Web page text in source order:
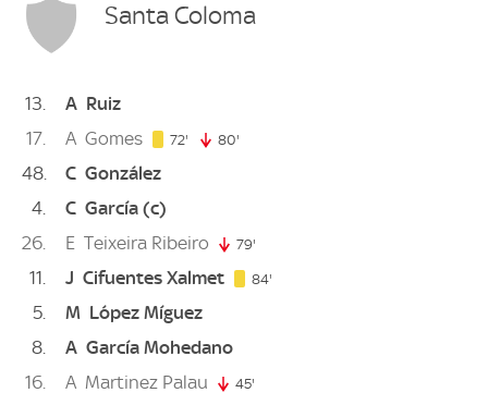
Santa Coloma
13 A Ruiz
17
A Gomes 72' 72. minute
80'
48 C González
4
C García (c)
26
E Teixeira Ribeiro 79'
11 J Cifuentes Xalmet 84'
5 M López Míguez
8
A García Mohedano
16
A Martinez Palau 45'